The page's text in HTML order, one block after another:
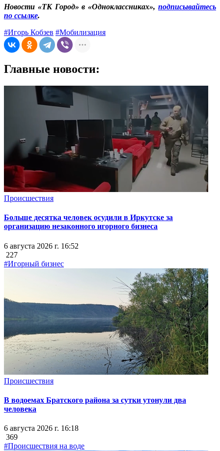
Новости «ТК Город» в «Одноклассниках», подписывайтесь
по ссылке.
#Игорь Кобзев #Мобилизация
Главные новости:
Происшествия
Больше десятка человек осудили в Иркутске за
организацию незаконного игорного бизнеса
6 августа 2026 г. 16:52
227
#Игорный бизнес
Происшествия
В водоемах Братского района за сутки утонули два
человека
6 августа 2026 г. 16:18
369
#Происшествия на воде